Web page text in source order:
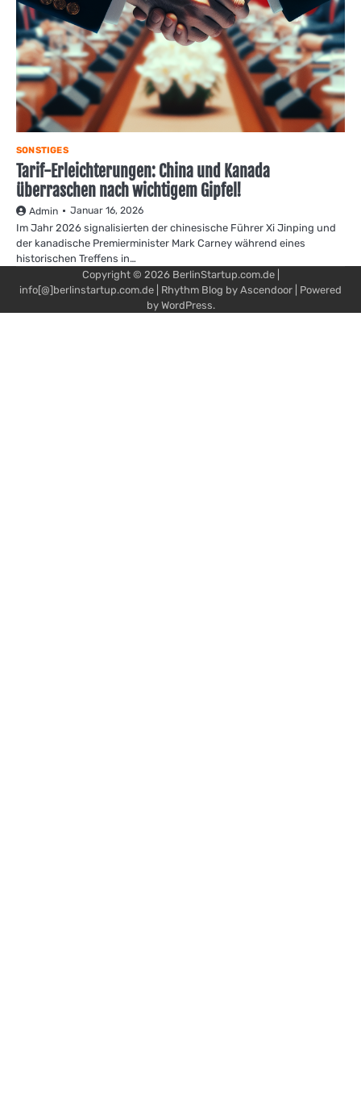
SONSTIGES
Tarif-Erleichterungen: China und Kanada
überraschen nach wichtigem Gipfel!
Admin Januar 16, 2026
Im Jahr 2026 signalisierten der chinesische Führer Xi Jinping und
der kanadische Premierminister Mark Carney während eines
historischen Treffens in…
Copyright © 2026 BerlinStartup.com.de|
info[@]berlinstartup.com.de | Rhythm Blog by Ascendoor | Powered
by WordPress.